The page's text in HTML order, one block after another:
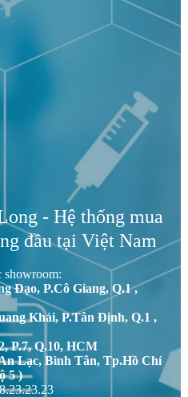
- Hệ thống mua
đầu tại Việt Nam
showroom:
Đạo, P.Cô Giang, Q.1 ,
Khải, P.Tân Định, Q.1 ,
P.7, Q.10, HCM
Lạc, Bình Tân, Tp.Hồ Chí
5 )